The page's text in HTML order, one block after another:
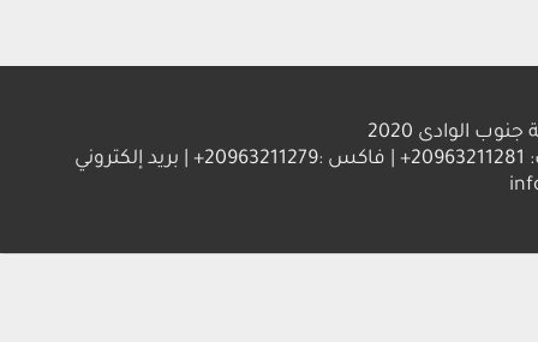
2020
العنوان : جامعة جنوب الوادي 83523 قنا - جمهورية مصر العربية | ت: 20963211281+ | فاكس :20963211279+ | بريد إلكتروني